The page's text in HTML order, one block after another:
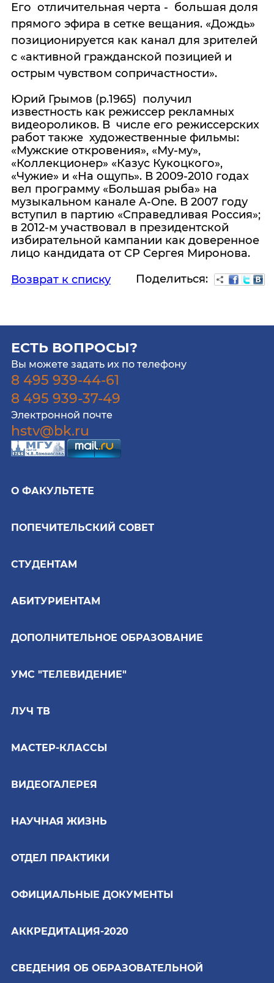
Его отличительная черта - большая доля
прямого эфира в сетке вещания. «Дождь»
позиционируется как канал для зрителей
с «активной гражданской позицией и
острым чувством сопричастности».
Юрий Грымов (р.1965) получил
известность как режиссер рекламных
видеороликов. В числе его режиссерских
работ также художественные фильмы:
«Мужские откровения», «Му-му»,
«Коллекционер» «Казус Кукоцкого»,
«Чужие» и «На ощупь». В 2009-2010 годах
вел программу «Большая рыба» на
музыкальном канале A-One. В 2007 году
вступил в партию «Справедливая Россия»;
в 2012-м участвовал в президентской
избирательной кампании как доверенное
лицо кандидата от СР Сергея Миронова.
Возврат к списку
Поделиться:
ЕСТЬ ВОПРОСЫ?
Вы можете задать их по телефону
8 495 939-44-61
8 495 939-37-49
Электронной почте
hstv@bk.ru
О ФАКУЛЬТЕТЕ
ПОПЕЧИТЕЛЬСКИЙ СОВЕТ
СТУДЕНТАМ
АБИТУРИЕНТАМ
ДОПОЛНИТЕЛЬНОЕ ОБРАЗОВАНИЕ
УМС "ТЕЛЕВИДЕНИЕ"
ЛУЧ ТВ
МАСТЕР-КЛАССЫ
ВИДЕОГАЛЕРЕЯ
НАУЧНАЯ ЖИЗНЬ
ОТДЕЛ ПРАКТИКИ
ОФИЦИАЛЬНЫЕ ДОКУМЕНТЫ
АККРЕДИТАЦИЯ-2020
СВЕДЕНИЯ ОБ ОБРАЗОВАТЕЛЬНОЙ